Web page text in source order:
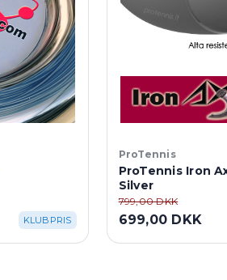
KLUBPRIS
ProTennis
ProTennis Iron
Silver
799,00 DKK
699,00 DKK